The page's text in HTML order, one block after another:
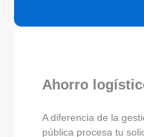
Ahorro
A diferencia de la
pública procesa tu